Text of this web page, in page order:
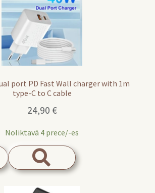
port PD Fast Wall charger with 1m
type-C to C cable
24,90 €
Noliktavā 4 prece/-es